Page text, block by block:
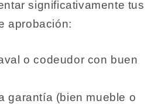
significativamente tus
aprobación:
o codeudor con buen
garantía (bien mueble o